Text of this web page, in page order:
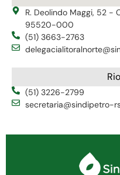
R. Deolindo Maggi, 52 -
95520-000
(51) 3663-2763
(51) 3226-2799
secretaria@sindipetro-